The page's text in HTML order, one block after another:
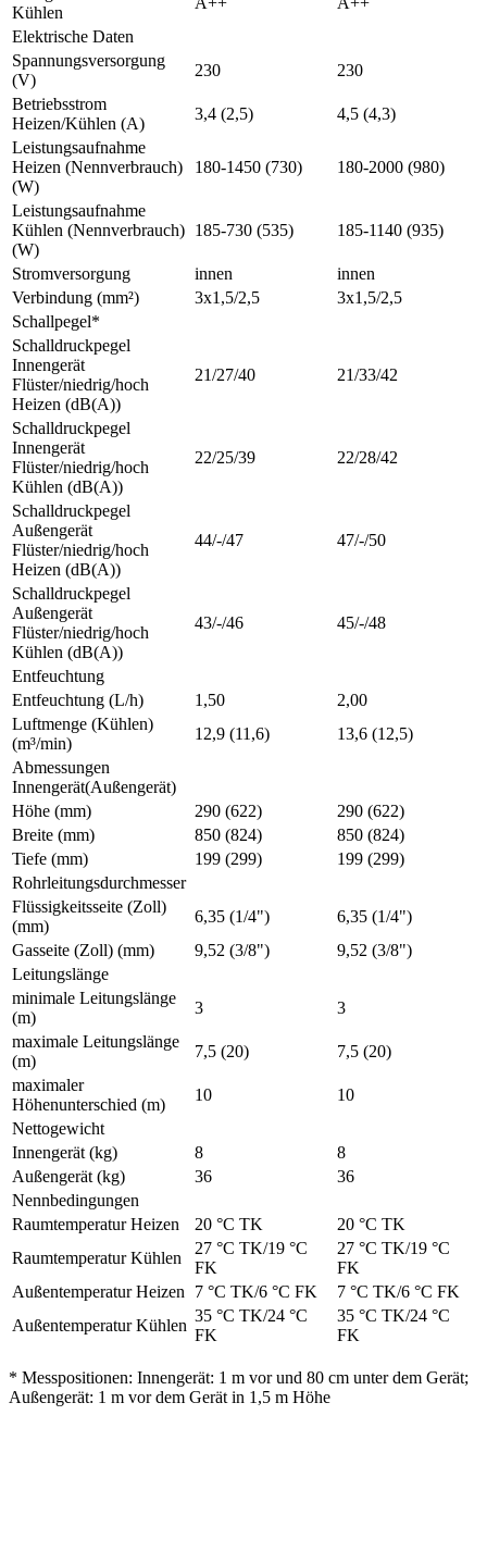
Kühlen
Elektrische Daten
Spannungsversorgung
(V)
230
230
Betriebsstrom
Heizen/Kühlen (A)
3,4 (2,5)
4,5 (4,3)
Leistungsaufnahme
Heizen (Nennverbrauch)
(W)
180-1450 (730) 180-2000 (980)
Leistungsaufnahme
Kühlen (Nennverbrauch)
(W)
185-730 (535) 185-1140 (935)
Stromversorgung innen
innen
Verbindung (mm²)
3x1,5/2,5
3x1,5/2,5
Schallpegel*
Schalldruckpegel
Innengerät
Flüster/niedrig/hoch
Heizen (dB(A))
21/27/40 21/33/42
Schalldruckpegel
Innengerät
Flüster/niedrig/hoch
Kühlen (dB(A))
22/25/39 22/28/42
Schalldruckpegel
Außengerät
Flüster/niedrig/hoch
Heizen (dB(A))
44/-/47 47/-/50
Schalldruckpegel
Außengerät
Flüster/niedrig/hoch
Kühlen (dB(A))
43/-/46 45/-/48
Entfeuchtung
Entfeuchtung (L/h)
1,50
2,00
Luftmenge (Kühlen)
(m³/min)
12,9 (11,6)
13,6 (12,5)
Abmessungen
Innengerät(Außengerät)
Höhe (mm)
290 (622)
290 (622)
Breite (mm)
850 (824)
850 (824)
Tiefe (mm)
199 (299)
199 (299)
Rohrleitungsdurchmesser
Flüssigkeitsseite (Zoll)
(mm)
6,35 (1/4")
6,35 (1/4")
Gasseite (Zoll) (mm)
9,52 (3/8")
9,52 (3/8")
Leitungslänge
minimale Leitungslänge
(m)
3
3
maximale Leitungslänge
(m)
7,5 (20)
7,5 (20)
maximaler
Höhenunterschied (m)
10
10
Nettogewicht
Innengerät (kg)
8
8
Außengerät (kg)
36
36
Nennbedingungen
Raumtemperatur Heizen
20 °C TK
20 °C TK
Raumtemperatur Kühlen
27 °C TK/19 °C
FK
27 °C TK/19 °C
FK
Außentemperatur Heizen
7 °C TK/6 °C FK
7 °C TK/6 °C FK
Außentemperatur Kühlen
35 °C TK/24 °C
FK
35 °C TK/24 °C
FK
* Messpositionen: Innengerät: 1 m vor und 80 cm unter dem Gerät;
Außengerät: 1 m vor dem Gerät in 1,5 m Höhe